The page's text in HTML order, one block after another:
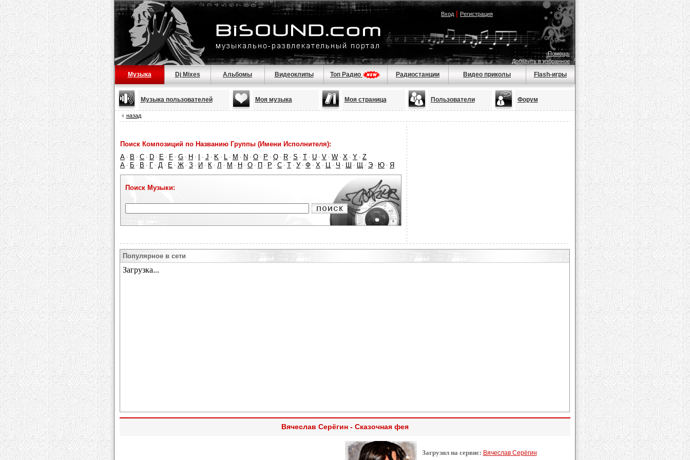
Вход| Регистрация
Помощь
Добавить в избранное
Музыка Dj Mixes Альбомы Видеоклипы Топ Радио Радиостанции Видео приколы Flash-игры
Музыка пользователей Моя музыка Моя страница Пользователи Форум
назад
Поиск Композиций по Названию Группы (Имени Исполнителя):
A · B · C · D · E · F · G · H · · J · K · L · M · N · O · P · Q · R · S · T · U · V · W · X · Y · Z
А · Б · В · Г · Д · Е · Ж · З · И · К · Л · М · Н · О · П · Р · С · Т · У · Ф · Х · Ц · Ч · Ш · Щ · Э · Ю · Я
Поиск Музыки:
Популярное в сети
Вячеслав Серёгин - Сказочная фея
Загрузил на сервис: Вячеслав Серёгин